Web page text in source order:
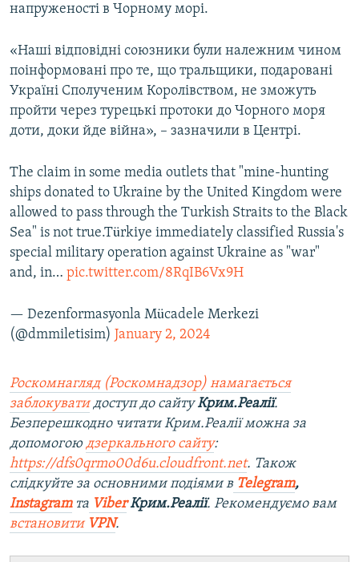
напруженості в Чорному морі.
«Наші відповідні союзники були належним чином
поінформовані про те, що тральщики, подаровані
Україні Сполученим Королівством, не зможуть
пройти через турецькі протоки до Чорного моря
доти, доки йде війна», – зазначили в Центрі.
The claim in some media outlets that "mine-hunting
ships donated to Ukraine by the United Kingdom were
allowed to pass through the Turkish Straits to the Black
Sea" is not true.Türkiye immediately classified Russia's
special military operation against Ukraine as "war"
and, in… pic.twitter.com/8RqIB6Vx9H
— Dezenformasyonla Mücadele Merkezi
(@dmmiletisim) January 2, 2024
Роскомнагляд (Роскомнадзор) намагається
заблокуватидоступ до сайтуКрим.Реалії.
Безперешкодно читати Крим.Реалії можна за
допомогою дзеркального сайту:
https://dfs0qrmo00d6u.cloudfront.net. Також
слідкуйте за основними подіями в Telegram,
Instagramта ViberКрим.Реалії. Рекомендуємо вам
встановити VPN.